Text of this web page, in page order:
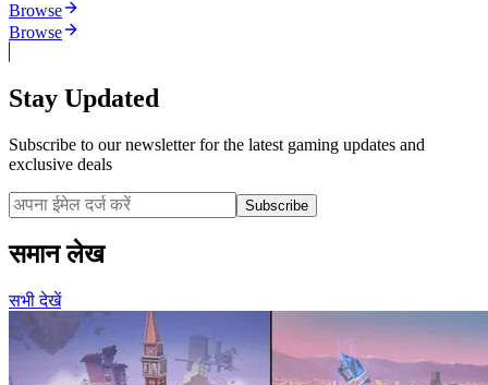
Browse
Browse
Stay Updated
Subscribe to our newsletter for the latest gaming updates and
exclusive deals
Subscribe
समान लेख
सभी देखें